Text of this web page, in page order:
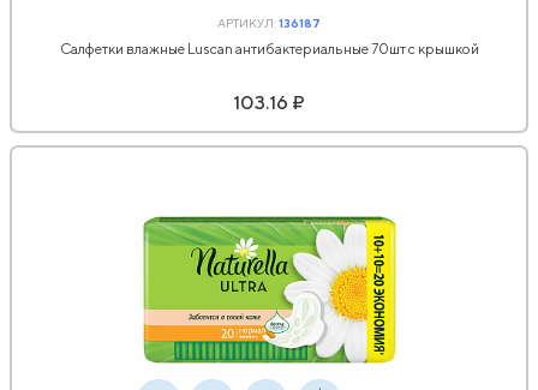
АРТИКУЛ:136187
Салфетки влажные Luscan антибактериальные 70шт с крышкой
103.16 ₽